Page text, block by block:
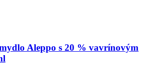
Aleppo s 20 % vavrínovým